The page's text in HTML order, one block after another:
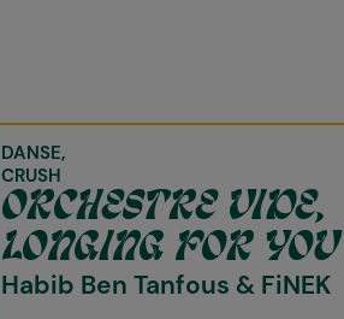
DANSE
CRUSH
ORCHESTRE VIDE,
LONGING FOR YOU
Habib Ben Tanfous & FiNEK